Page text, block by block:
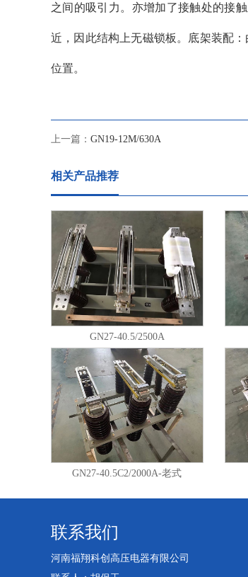
之间的吸引力。亦增加了接触处的接
近，因此结构上无磁锁板。底架装配
位置。
上一篇： GN19-12M/630A
相关产品推荐
GN27-40.5/2500A
GN27-40.5C2/2000A-老式
联系我们
河南福翔科创高压电器有限公司